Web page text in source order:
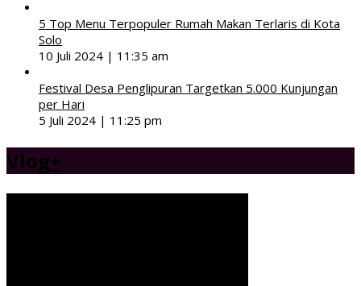
5 Top Menu Terpopuler Rumah Makan Terlaris di Kota
Solo
10 Juli 2024 | 11:35 am
Festival Desa Penglipuran Targetkan 5.000 Kunjungan
per Hari
5 Juli 2024 | 11:25 pm
Vlog+